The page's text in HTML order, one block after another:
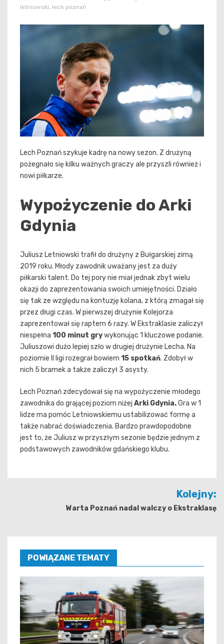
letniowski, lech poznań
Lech Poznań szykuje kadrę na nowy sezon. Z drużyną
pożegnało się kilku ważnych graczy ale przyszli również i
nowi piłkarze.
Wypożyczenie do Arki
Gdynia
Juliusz Letniowski trafił do drużyny z Bułgarskiej zimą
2019 roku. Młody zawodnik uważany jest za duży
piłkarski talent. Do tej pory nie miał jednak zbyt wielu
okazji do zaprezentowania swoich umiejętności. Działo
się tak ze względu na kontuzję kolana, z którą zmagał się
przez długi czas. W pierwszej drużynie Kolejorza
zaprezentował się raptem 6 razy. W Ekstraklasie zaliczył
niespełna 100 minut grywykonując 1 kluczowe podanie.
Juliuszowi dużo lepiej szło w drugiej drużynie Lecha. Na
poziomie II ligi rozegrał bowiem 15 spotkań. Zdobył w
nich 5 bramek a także zaliczył 3 asysty.
Lech Poznań zdecydował się na wypożyczenie młodego
zawodnika do grającej poziom niżej Arki Gdynia.Gra w 1
lidze ma pomóc Letniowskiemu ustabilizować formę a
także nabrać doświadczenia. Bardzo prawdopodobne
jest to, że Juliusz w przyszłym sezonie będzie jednym z
podstawowych zawodników gdańskiego klubu.
Kolejny:
Warta Poznań nadal walczy o Ekstraklasę
POWIĄZANE TEMATY